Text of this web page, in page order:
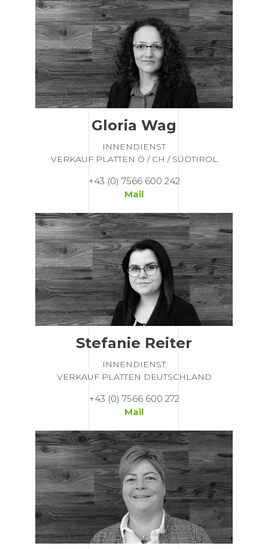
Gloria Wag
INNENDIENST
VERKAUF PLATTEN Ö / CH / SÜDTIROL
+43 (0) 7566 600 242
Mail
Stefanie Reiter
INNENDIENST
VERKAUF PLATTEN DEUTSCHLAND
+43 (0) 7566 600 272
Mail